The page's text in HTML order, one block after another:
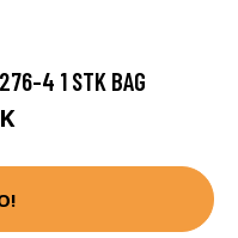
4 1 STK BAG